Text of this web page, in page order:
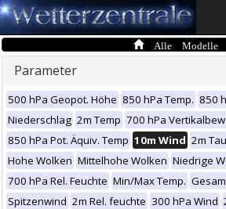
Alle Modelle
Parameter
500 hPa Geopot. Höhe 850 hPa Temp. 850
Niederschlag 2m Temp 700 hPa Vertikalbew
850 hPa Pot. Äquiv. Temp 10m Wind 2m
Hohe Wolken Mittelhohe Wolken Niedrige
700 hPa Rel. Feuchte Min/Max Temp.
Spitzenwind 2m Rel. feuchte 300 hPa Wind